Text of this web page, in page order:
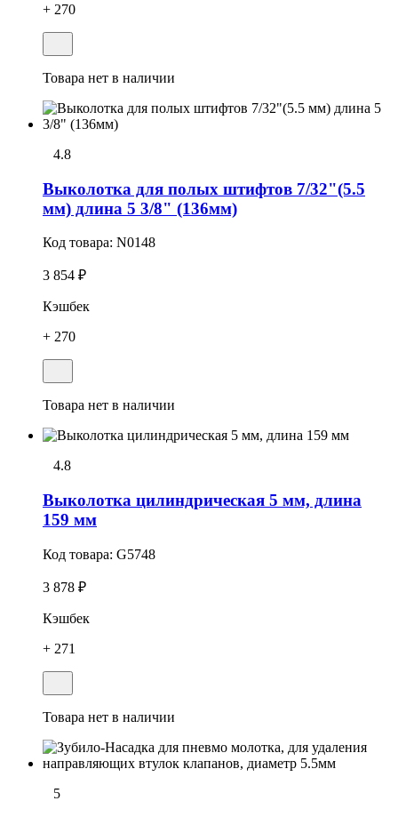
+ 270
Товара нет в наличии
4.8
Выколотка для полых штифтов 7/32"(5.5
мм) длина 5 3/8" (136мм)
Код товара: N0148
3 854 ₽
Кэшбек
+ 270
Товара нет в наличии
4.8
Выколотка цилиндрическая 5 мм, длина
159 мм
Код товара: G5748
3 878 ₽
Кэшбек
+ 271
Товара нет в наличии
5